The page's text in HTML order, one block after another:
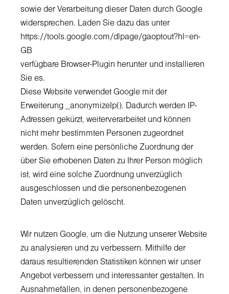
sowie der Verarbeitung dieser Daten durch Google
widersprechen. Laden Sie dazu das unter
https://tools.google.com/dlpage/gaoptout?hl=en-
GB
verfügbare Browser-Plugin herunter und installieren
Sie es.
Diese Website verwendet Google mit der
Erweiterung _anonymizeIp(). Dadurch werden IP-
Adressen gekürzt, weiterverarbeitet und können
nicht mehr bestimmten Personen zugeordnet
werden. Sofern eine persönliche Zuordnung der
über Sie erhobenen Daten zu Ihrer Person möglich
ist, wird eine solche Zuordnung unverzüglich
ausgeschlossen und die personenbezogenen
Daten unverzüglich gelöscht.
Wir nutzen Google, um die Nutzung unserer Website
zu analysieren und zu verbessern. Mithilfe der
daraus resultierenden Statistiken können wir unser
Angebot verbessern und interessanter gestalten. In
Ausnahmefällen, in denen personenbezogene